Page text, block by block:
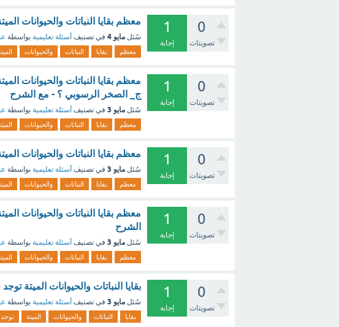
0
تصويتات
1
إجابة
معظم بقايا النباتات والحيوانات
سُئل مايو 4 في تصنيف أسئلة تعليمية بواسطة
معظم بقايا النباتات والحيوانات
0
تصويتات
1
إجابة
معظم بقايا النباتات والحيوانات
ج_ الصخر الرسوبي ؟ - مع الشرح
سُئل مايو 3 في تصنيف أسئلة تعليمية بواسطة
معظم بقايا النباتات والحيوانات
0
تصويتات
1
إجابة
معظم بقايا النباتات والحيوانات الميتة موجودة
سُئل مايو 3 في تصنيف أسئلة تعليمية بواسطة
معظم بقايا النباتات والحيوانات
0
تصويتات
1
إجابة
معظم بقايا النباتات والحيوانات
الشرح
سُئل مايو 3 في تصنيف أسئلة تعليمية بواسطة
معظم بقايا النباتات والحيوانات
0
تصويتات
1
إجابة
بقايا النباتات والحيوانات
سُئل مايو 3 في تصنيف أسئلة تعليمية بواسطة
بقايا النباتات والحيوانات الميتة توجد